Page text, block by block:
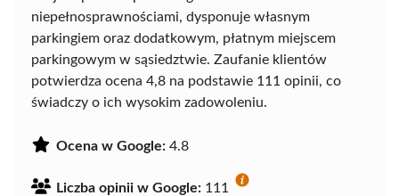
niepełnosprawnościami, dysponuje własnym
parkingiem oraz dodatkowym, płatnym miejscem
parkingowym w sąsiedztwie. Zaufanie klientów
potwierdza ocena 4,8 na podstawie 111 opinii, co
świadczy o ich wysokim zadowoleniu.
Ocena w Google: 4.8
Liczba opinii w Google: 111